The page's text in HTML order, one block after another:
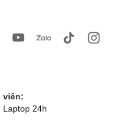
viên:
Laptop 24h